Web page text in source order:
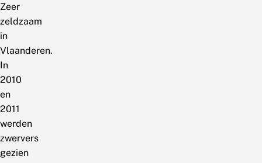
Zeer
zeldzaam
in
Vlaanderen.
In
2010
en
2011
werden
zwervers
gezien